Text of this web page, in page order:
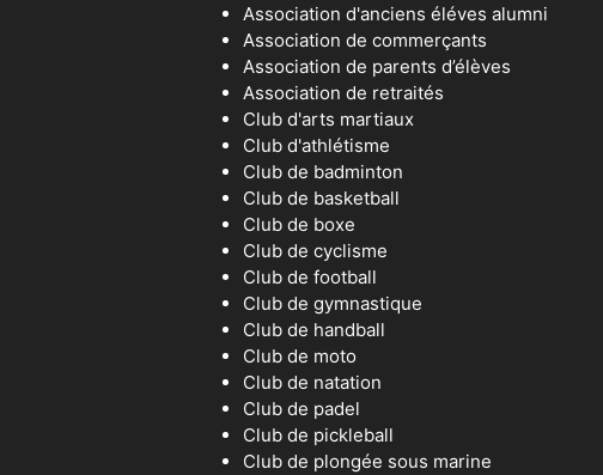
Association d'anciens éléves alumni
Association de commerçants
Association de parents d’élèves
Association de retraités
Club d'arts martiaux
Club d'athlétisme
Club de badminton
Club de basketball
Club de boxe
Club de cyclisme
Club de football
Club de gymnastique
Club de handball
Club de moto
Club de natation
Club de padel
Club de pickleball
Club de plongée sous marine